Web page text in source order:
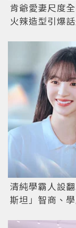
肯爺愛妻尺度
火辣造型引爆
清純學霸人設
斯坦」智商、